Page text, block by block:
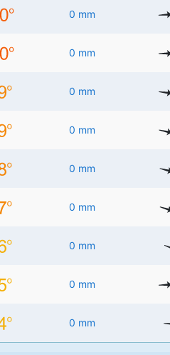
0 mm
0 mm
0 mm
0 mm
0 mm
0 mm
0 mm
0 mm
0 mm